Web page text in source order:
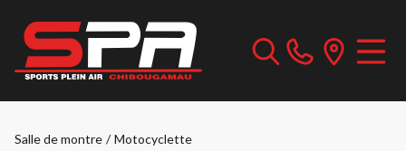
Salle de montre / Motocyclette